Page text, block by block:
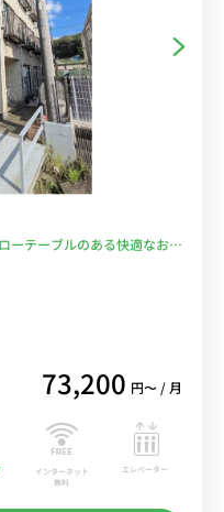
テーブルのある快適なお部
乗換なしでアクセス/片倉城
多いのも魅力的/コンビニ至
レンタル中！
73,200 円〜 / 月
インターネット
無料
エレベーター